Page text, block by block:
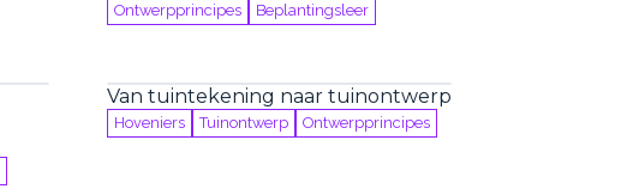
Ontwerpprincipes
Beplantingsleer
Van tuintekening naar tuinontwerp
Hoveniers Tuinontwerp Ontwerpprincipes